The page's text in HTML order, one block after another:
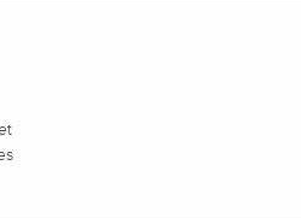
prestations